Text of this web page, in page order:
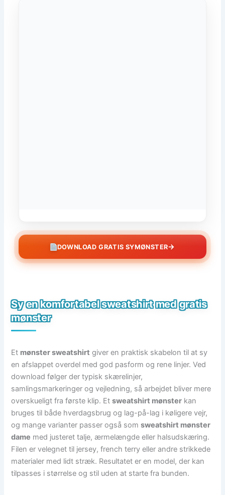
DOWNLOAD GRATIS SYMØNSTER→
Sy en komfortabel sweatshirt med gratis
mønster
Et mønster sweatshirt giver en praktisk skabelon til at sy
en afslappet overdel med god pasform og rene linjer. Ved
download følger der typisk skærelinjer,
samlingsmarkeringer og vejledning, så arbejdet bliver mere
overskueligt fra første klip. Etsweatshirt mønster kan
bruges til både hverdagsbrug og lag-på-lag i køligere vejr,
og mange varianter passer også somsweatshirt mønster
dame med justeret talje, ærmelængde eller halsudskæring.
Filen er velegnet til jersey, french terry eller andre strikkede
materialer med lidt stræk. Resultatet er en model, der kan
tilpasses i størrelse og stil uden at starte fra bunden.